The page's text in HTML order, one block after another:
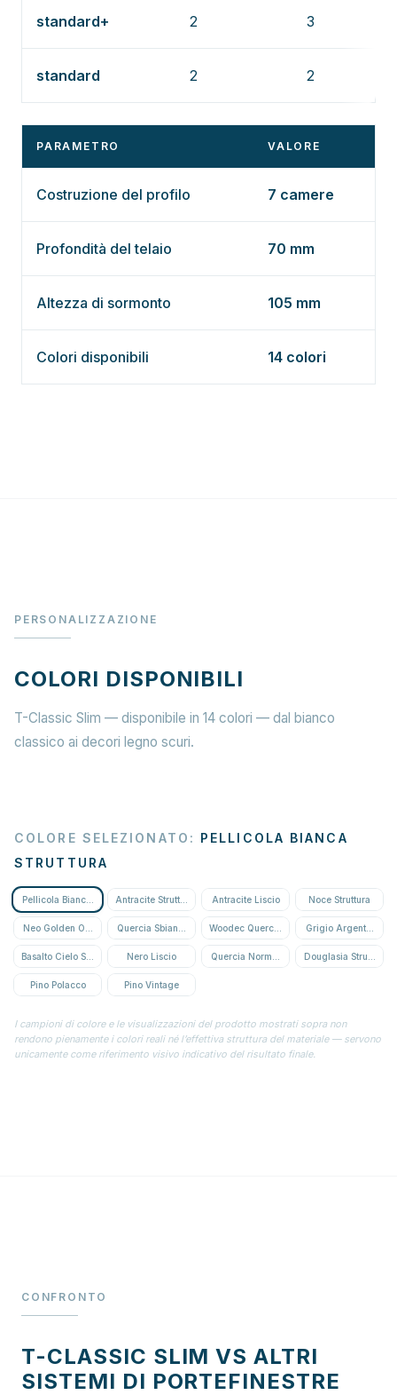
standard+ 2 3
standard 2 2
PARAMETRO VALORE
Costruzione del profilo 7 camere
Profondità del telaio 70 mm
Altezza di sormonto 105 mm
Colori disponibili 14 colori
PERSONALIZZAZIONE
COLORI DISPONIBILI
T-Classic Slim — disponibile in 14 colori — dal bianco
classico ai decori legno scuri.
COLORE SELEZIONATO : PELLICOLA BIANCA
STRUTTURA
Pellicola Bianca StrutturaAntracite Struttura Antracite Liscio Noce Struttura
Neo Golden Oak StrutturaQuercia Sbiancata Woodec Quercia MieleGrigio Argento
Basalto Cielo Stellato Nero Liscio Quercia Normanna Douglasia Struttura
Pino Polacco Pino Vintage
I campioni di colore e le visualizzazioni del prodotto mostrati sopra non
rendono pienamente i colori reali né l’effettiva struttura del materiale — servono
unicamente come riferimento visivo indicativo del risultato finale.
CONFRONTO
T-CLASSIC SLIM VS ALTRI
SISTEMI DI PORTEFINESTRE